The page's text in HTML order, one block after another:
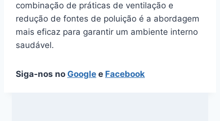
combinação de práticas de ventilação e
redução de fontes de poluição é a abordagem
mais eficaz para garantir um ambiente interno
saudável.
Siga-nos no Google e Facebook